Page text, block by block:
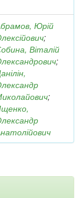
Юрій
;
Віталій
;
;